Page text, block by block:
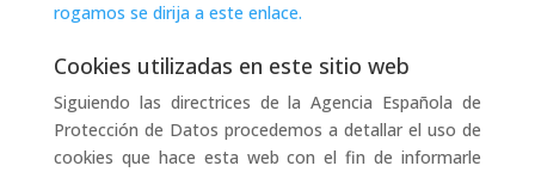
rogamos se dirija a este enlace.
Cookies utilizadas en este sitio web
Siguiendo las directrices de la Agencia Española de
Protección de Datos procedemos a detallar el uso de
cookies que hace esta web con el fin de informarle